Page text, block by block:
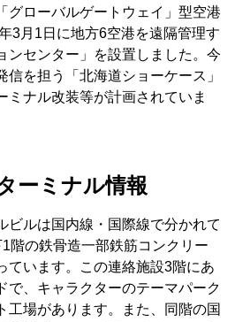
グローバルゲートウェイ」型空港
3月1日に地方6空港を遠隔管理す
ンセンター」を設置しました。今
を担う「北海道ショーケース」
ミナル改装等が計画されていま
ーミナル情報
ビルは国内線・国際線で分かれて
階の鉄骨造一部鉄筋コンクリー
ています。この連絡施設3階にあ
で、キャラクターのテーマパーク
工場があります。また、同階の国